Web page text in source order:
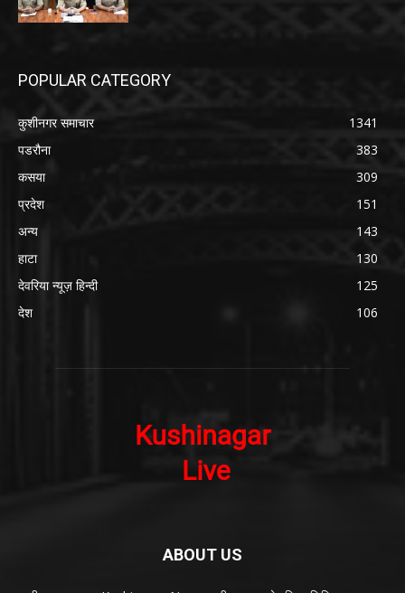
POPULAR CATEGORY
कुशीनगर समाचार
1341
पडरौना
383
कसया
309
प्रदेश
151
अन्य
143
हाटा
130
देवरिया न्यूज़ हिन्दी
125
देश
106
ABOUT US